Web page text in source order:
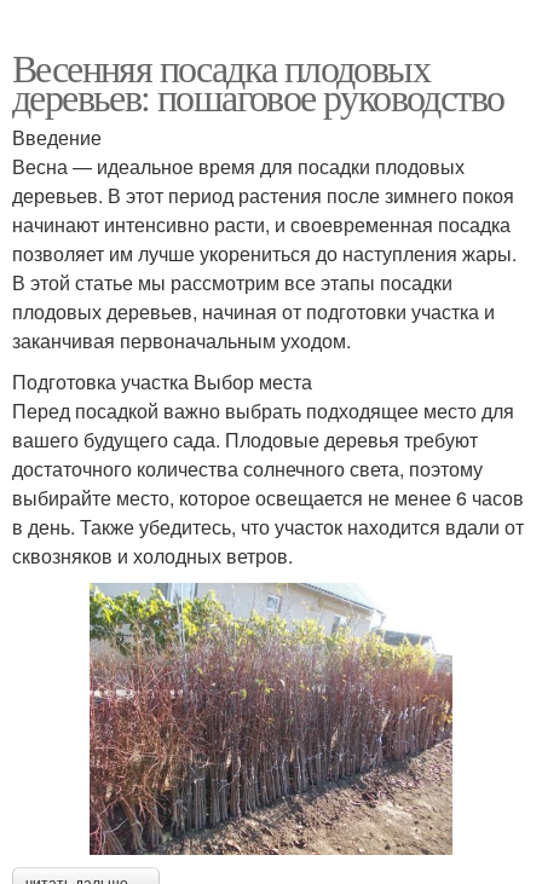
Весенняя посадка плодовых
деревьев: пошаговое руководство
Введение
Весна — идеальное время для посадки плодовых
деревьев. В этот период растения после зимнего покоя
начинают интенсивно расти, и своевременная посадка
позволяет им лучше укорениться до наступления жары.
В этой статье мы рассмотрим все этапы посадки
плодовых деревьев, начиная от подготовки участка и
заканчивая первоначальным уходом.
Подготовка участка Выбор места
Перед посадкой важно выбрать подходящее место для
вашего будущего сада. Плодовые деревья требуют
достаточного количества солнечного света, поэтому
выбирайте место, которое освещается не менее 6 часов
в день. Также убедитесь, что участок находится вдали от
сквозняков и холодных ветров.